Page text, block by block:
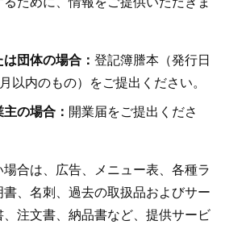
団体の場合： 登記簿謄本（発行日
以内のもの）をご提出ください。
の場合： 開業届をご提出くださ
場合は、広告、メニュー表、各種ラ
書、名刺、過去の取扱品およびサー
、注文書、納品書など、提供サービ